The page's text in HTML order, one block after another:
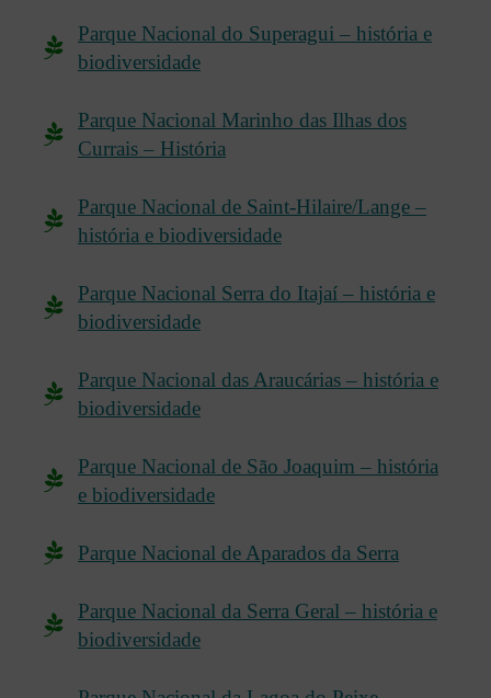
Parque Nacional do Superagui – história e
biodiversidade
Parque Nacional Marinho das Ilhas dos
Currais – História
Parque Nacional de Saint-Hilaire/Lange –
história e biodiversidade
Parque Nacional Serra do Itajaí – história e
biodiversidade
Parque Nacional das Araucárias – história e
biodiversidade
Parque Nacional de São Joaquim – história
e biodiversidade
Parque Nacional de Aparados da Serra
Parque Nacional da Serra Geral – história e
biodiversidade